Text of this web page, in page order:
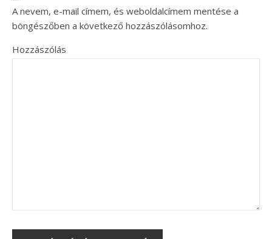
A nevem, e-mail címem, és weboldalcímem mentése a
böngészőben a következő hozzászólásomhoz.
Hozzászólás